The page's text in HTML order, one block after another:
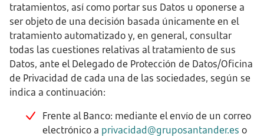
tratamientos, así como portar sus Datos u oponerse a
ser objeto de una decisión basada únicamente en el
tratamiento automatizado y, en general, consultar
todas las cuestiones relativas al tratamiento de sus
Datos, ante el Delegado de Protección de Datos/Oficina
de Privacidad de cada una de las sociedades, según se
indica a continuación:
Frente al Banco: mediante el envío de un correo
electrónico a privacidad@gruposantander.es o